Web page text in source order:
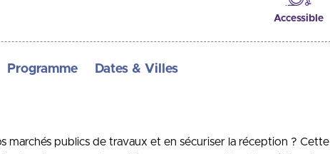
Accessible
Programme Dates & Villes
marchés publics de travaux et en sécuriser la réception ? Cette